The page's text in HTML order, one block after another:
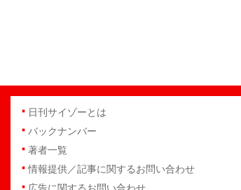
日刊サイゾーとは
バックナンバー
著者一覧
情報提供／記事に関するお問い合わせ